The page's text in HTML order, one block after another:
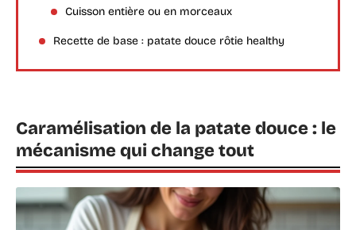
Cuisson entière ou en morceaux
Recette de base : patate douce rôtie healthy
Caramélisation de la patate douce : le
mécanisme qui change tout